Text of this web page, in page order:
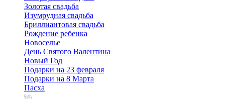
Золотая свадьба
Изумрудная свадьба
Бриллиантовая свадьба
Рождение ребенка
Новоселье
День Святого Валентина
Новый Год
Подарки на 23 февраля
Подарки на 8 Марта
Пасха